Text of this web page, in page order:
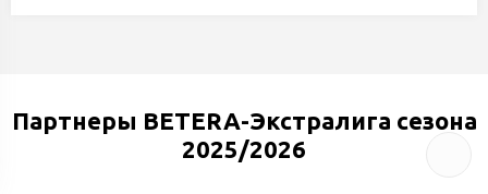
Партнеры BETERA-Экстралига сезона
2025/2026